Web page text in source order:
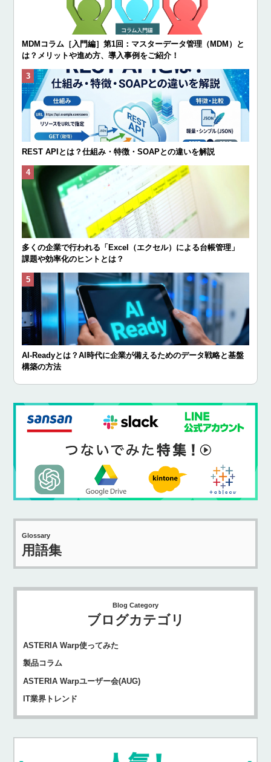
MDMコラム［入門編］第1回：マスターデータ管理（MDM）と
は？メリットや進め方、導入事例をご紹介！
REST APIとは？仕組み・特徴・SOAPとの違いを解説
多くの企業で行われる「Excel（エクセル）による台帳管理」
課題や効率化のヒントとは？
AI-Readyとは？AI時代に企業が備えるためのデータ戦略と基盤
構築の方法
Glossary
用語集
Blog Category
ブログカテゴリ
ASTERIA Warp使ってみた
製品コラム
ASTERIA Warpユーザー会(AUG)
IT業界トレンド